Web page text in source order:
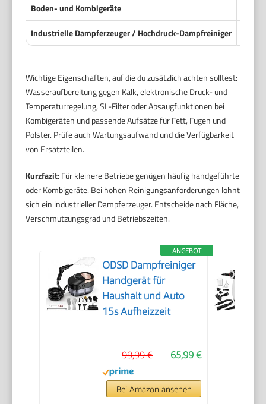
Boden- und Kombigeräte
Industrielle Dampferzeuger / Hochdruck-Dampfreiniger
Wichtige Eigenschaften, auf die du zusätzlich achten solltest:
Wasseraufbereitung gegen Kalk, elektronische Druck- und
Temperaturregelung, SL-Filter oder Absaugfunktionen bei
Kombigeräten und passende Aufsätze für Fett, Fugen und
Polster. Prüfe auch Wartungsaufwand und die Verfügbarkeit
von Ersatzteilen.
Kurzfazit: Für kleinere Betriebe genügen häufig handgeführte
oder Kombigeräte. Bei hohen Reinigungsanforderungen lohnt
sich ein industrieller Dampferzeuger. Entscheide nach Fläche,
Verschmutzungsgrad und Betriebszeiten.
ANGEBOT
ODSD Dampfreiniger
Handgerät für
Haushalt und Auto
15s Aufheizzeit
65,99 €
99,99 €
Bei Amazon ansehen